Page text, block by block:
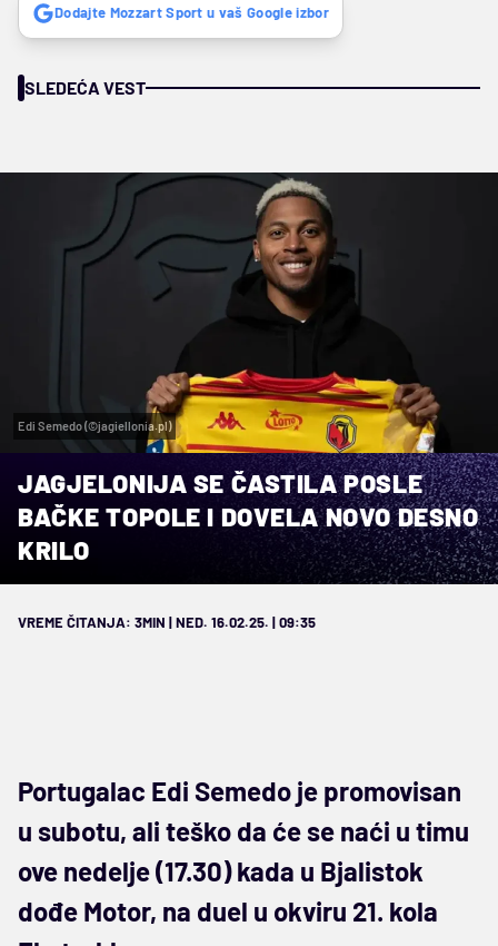
Dodajte Mozzart Sport u vaš Google izbor
SLEDEĆA VEST
Edi Semedo (©jagiellonia.pl)
JAGJELONIJA SE ČASTILA POSLE
BAČKE TOPOLE I DOVELA NOVO DESNO
KRILO
VREME ČITANJA: 3MIN | NED. 16.02.25. | 09:35
Portugalac Edi Semedo je promovisan
u subotu, ali teško da će se naći u timu
ove nedelje (17.30) kada u Bjalistok
dođe Motor, na duel u okviru 21. kola